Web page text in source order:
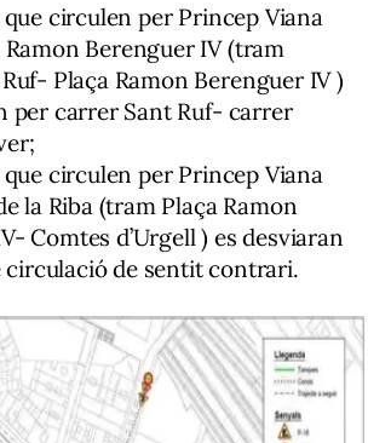
que circulen per Princep Viana
Berenguer IV (tram
Plaça Ramon Berenguer IV )
per carrer Sant Ruf- carrer
que circulen per Princep Viana
la Riba (tram Plaça Ramon
Comtes d’Urgell ) es desviaran
circulació de sentit contrari.